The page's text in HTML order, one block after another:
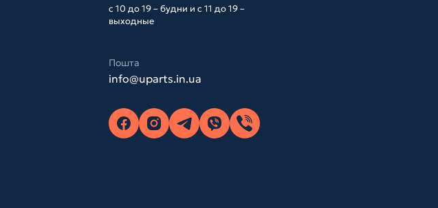
с 10 до 19 – будни и с 11 до 19 –
выходные
Пошта
info@uparts.in.ua